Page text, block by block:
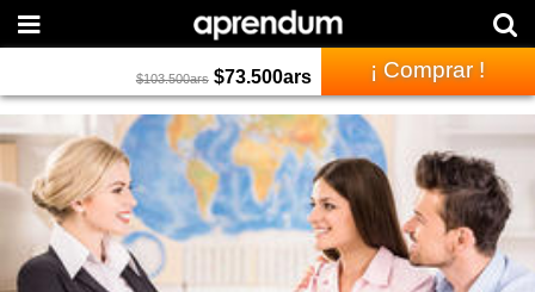
$103.500ars $73.500ars ¡ Comprar !